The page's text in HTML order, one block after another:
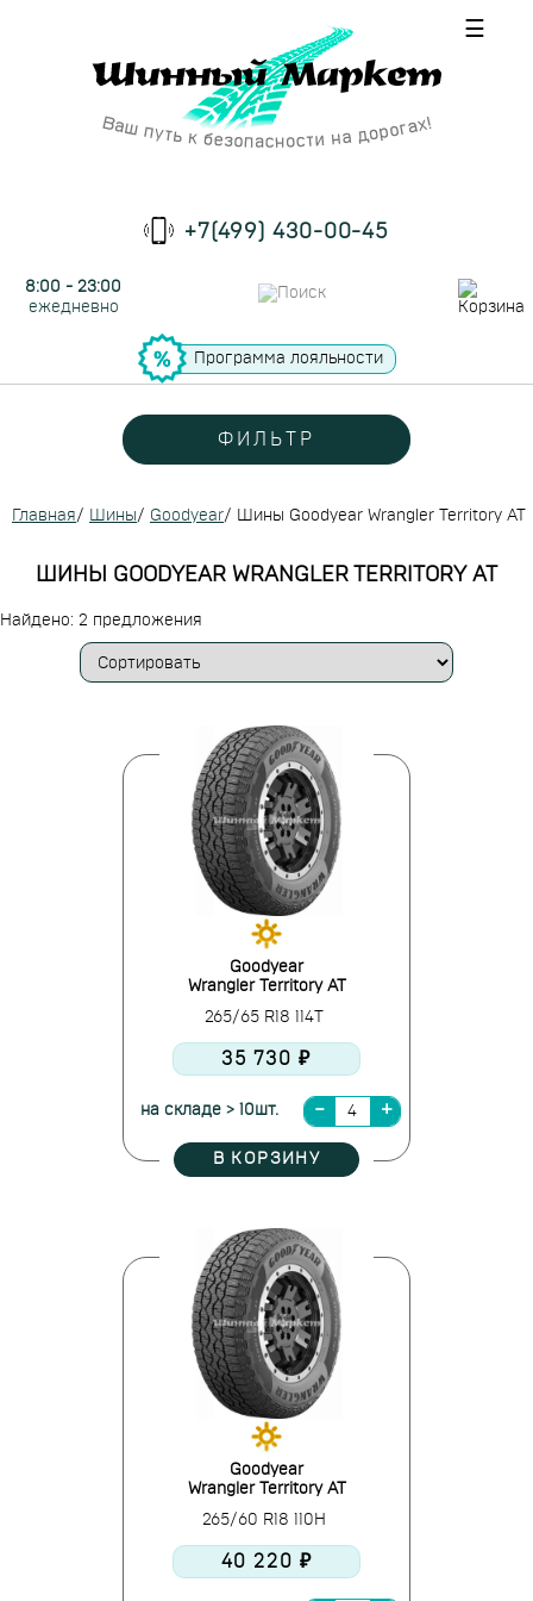
☰
+7(499) 430-00-45
8:00 - 23:00
ежедневно
Программа лояльности
ФИЛЬТР
Главная/ Шины/ Goodyear/ Шины Goodyear Wrangler Territory AT
ШИНЫ GOODYEAR WRANGLER TERRITORY AT
Найдено: 2 предложения
Goodyear
Wrangler Territory AT
265/65 R18 114T
35 730 ₽
на складе > 10шт.
В КОРЗИНУ
Goodyear
Wrangler Territory AT
265/60 R18 110H
40 220 ₽